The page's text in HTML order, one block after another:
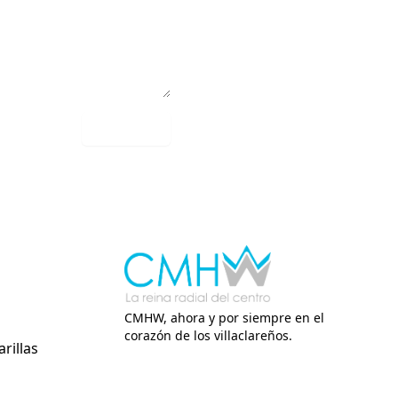
CMHW, ahora y por siempre en el
corazón de los villaclareños.